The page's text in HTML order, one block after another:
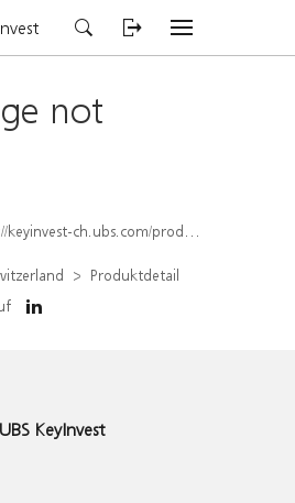
not
ch.ubs.com/produkt/detail/index/isin/CH1578838042
Produktdetail
KeyInvest